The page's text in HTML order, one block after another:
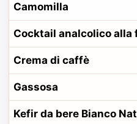
Camomilla
Cocktail analcolico alla
Crema di caffè
Gassosa
Kefir da bere Bianco